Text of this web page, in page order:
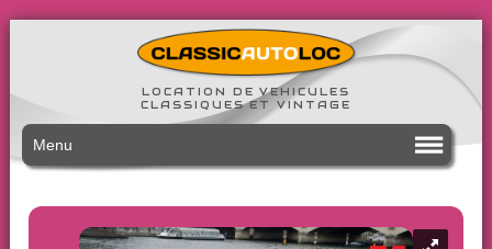
LOCATION DE VEHICULES
CLASSIQUES ET VINTAGE
Menu